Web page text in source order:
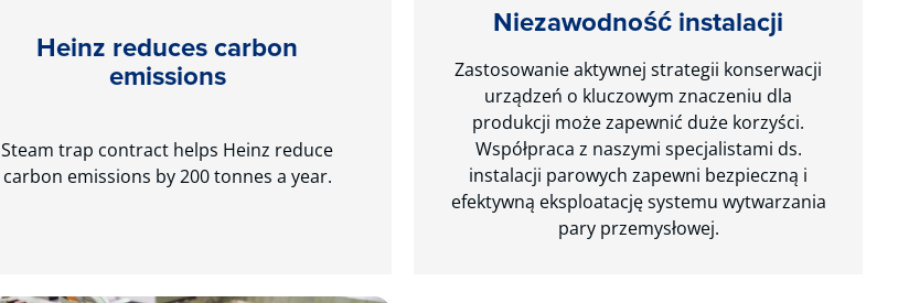
Heinz reduces carbon
emissions
Steam trap contract helps Heinz reduce
carbon emissions by 200 tonnes a year.
Niezawodność instalacji
Zastosowanie aktywnej strategii konserwacji
urządzeń o kluczowym znaczeniu dla
produkcji może zapewnić duże korzyści.
Współpraca z naszymi specjalistami ds.
instalacji parowych zapewni bezpieczną i
efektywną eksploatację systemu wytwarzania
pary przemysłowej.